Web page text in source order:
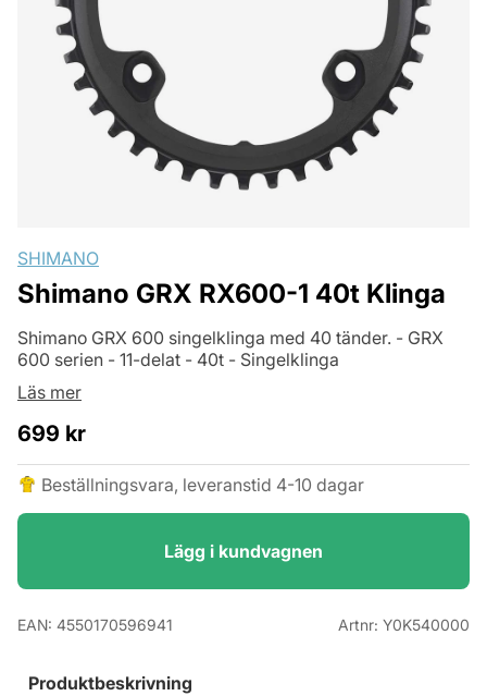
SHIMANO
Shimano GRX RX600-1 40t Klinga
Shimano GRX 600 singelklinga med 40 tänder. - GRX
600 serien - 11-delat - 40t - Singelklinga
Läs mer
699 kr
Beställningsvara, leveranstid 4-10 dagar
Lägg i kundvagnen
EAN: 4550170596941 Artnr: Y0K540000
Produktbeskrivning